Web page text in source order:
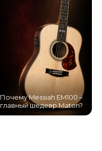
Почему Messiah EM100 –
главный шедевр Maton?